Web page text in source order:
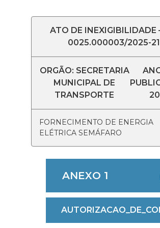
ATO DE INEXIGIBILIDADE
0025.000003/2025-21
ORGÃO: SECRETARIA
MUNICIPAL DE
TRANSPORTE
FORNECIMENTO DE ENERGIA
ELÉTRICA SEMÁFARO
ANEXO 1